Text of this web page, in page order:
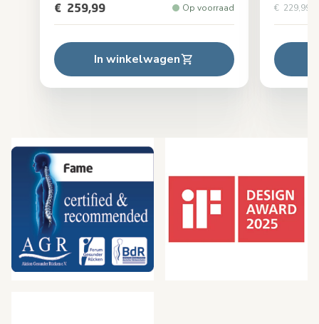
€ 259,99 Op voorraad
In winkelwagen
€ 229,99